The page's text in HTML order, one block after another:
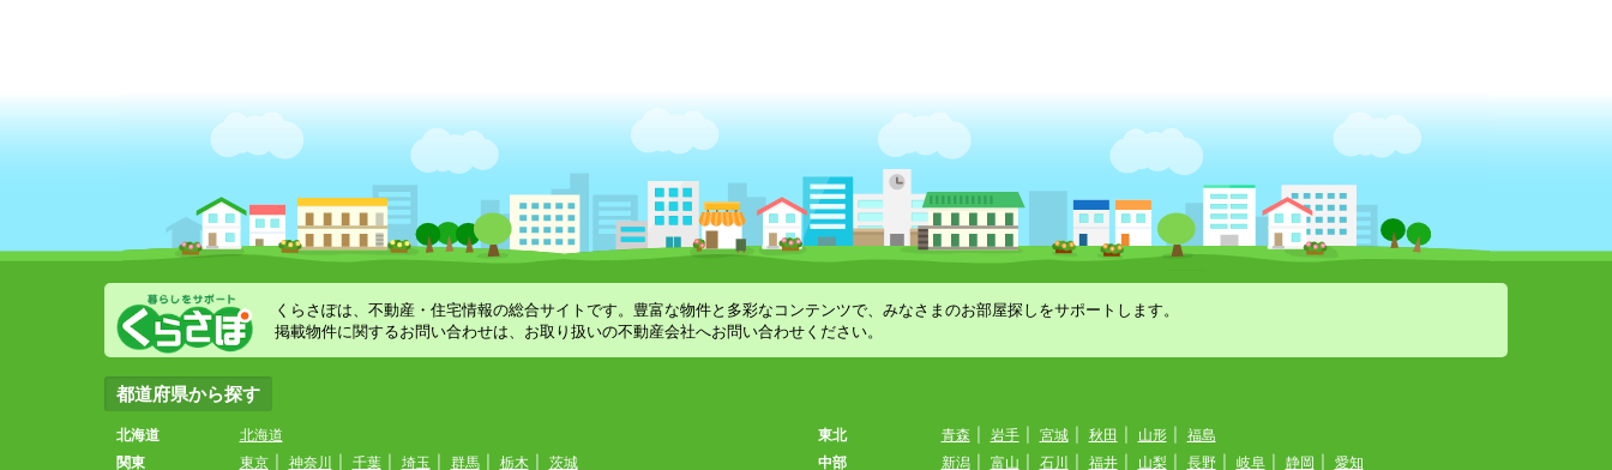
くらさぽは、不動産・住宅情報の総合サイトです。豊富な物件と多彩なコンテンツで、みなさまのお部屋探しをサポートします。
掲載物件に関するお問い合わせは、お取り扱いの不動産会社へお問い合わせください。
都道府県から探す
北海道 北海道 東北 青森 岩手 宮城 秋田 山形
福島
関東
東京 神奈川 千葉 埼玉 群馬 栃木 茨城 中部 新潟 富山 石川 福井 山梨 長野 岐阜 静岡 愛知